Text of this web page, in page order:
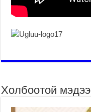
Холбоотой мэдээ